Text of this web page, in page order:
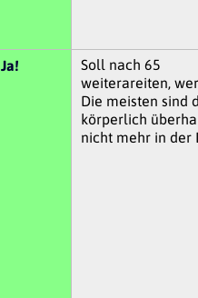
Ja!
Soll nach 65
weiterareiten,
Die meisten sind
körperlich
nicht mehr in der